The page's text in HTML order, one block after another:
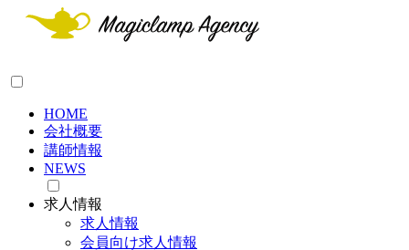
HOME
会社概要
講師情報
NEWS
求人情報
求人情報
会員向け求人情報